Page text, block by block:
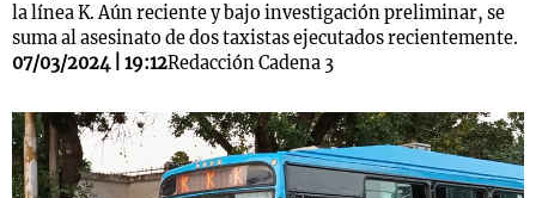
la línea K. Aún reciente y bajo investigación preliminar, se
suma al asesinato de dos taxistas ejecutados recientemente.
07/03/2024 | 19:12Redacción Cadena 3